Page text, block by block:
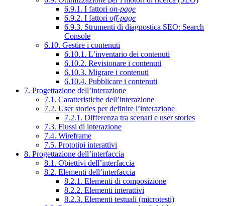
6.9.1. I fattori on-page
6.9.2. I fattori off-page
6.9.3. Strumenti di diagnostica SEO: Search
Console
6.10. Gestire i contenuti
6.10.1. L’inventario dei contenuti
6.10.2. Revisionare i contenuti
6.10.3. Migrare i contenuti
6.10.4. Pubblicare i contenuti
7. Progettazione dell’interazione
7.1. Caratteristiche dell’interazione
7.2. User stories per definire l’interazione
7.2.1. Differenza tra scenari e user stories
7.3. Flussi di interazione
7.4. Wireframe
7.5. Prototipi interattivi
8. Progettazione dell’interfaccia
8.1. Obiettivi dell’interfaccia
8.2. Elementi dell’interfaccia
8.2.1. Elementi di composizione
8.2.2. Elementi interattivi
8.2.3. Elementi testuali (microtesti)